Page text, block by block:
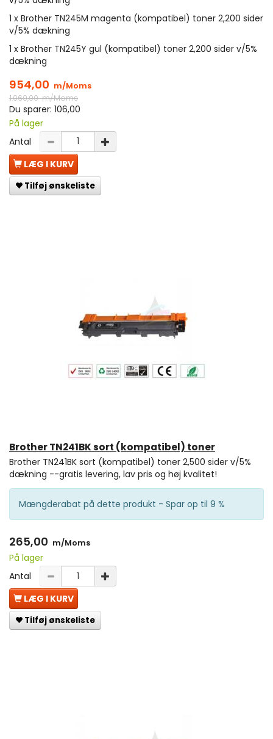
1 x Brother TN245M magenta (kompatibel) toner 2,200 sider
v/5% dækning
1 x Brother TN245Y gul (kompatibel) toner 2,200 sider v/5%
dækning
954,00 m/Moms
1.060,00m/Moms
Du sparer: 106,00
På lager
Antal
LÆG I KURV
Tilføj ønskeliste
Brother TN241BK sort (kompatibel) toner
Brother TN241BK sort (kompatibel) toner 2,500 sider v/5%
dækning --gratis levering, lav pris og høj kvalitet!
Mængderabat på dette produkt - Spar op til 9 %
265,00 m/Moms
På lager
Antal
LÆG I KURV
Tilføj ønskeliste